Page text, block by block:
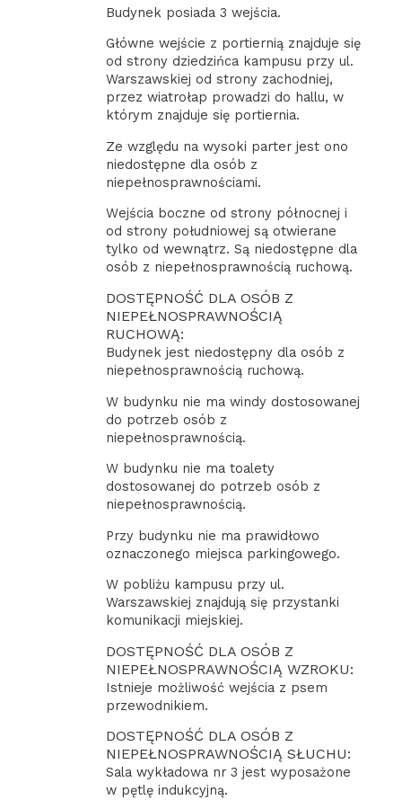
Budynek posiada 3 wejścia.
Główne wejście z portiernią znajduje się
od strony dziedzińca kampusu przy ul.
Warszawskiej od strony zachodniej,
przez wiatrołap prowadzi do hallu, w
którym znajduje się portiernia.
Ze względu na wysoki parter jest ono
niedostępne dla osób z
niepełnosprawnościami.
Wejścia boczne od strony północnej i
od strony południowej są otwierane
tylko od wewnątrz. Są niedostępne dla
osób z niepełnosprawnością ruchową.
DOSTĘPNOŚĆ DLA OSÓB Z
NIEPEŁNOSPRAWNOŚCIĄ
RUCHOWĄ:
Budynek jest niedostępny dla osób z
niepełnosprawnością ruchową.
W budynku nie ma windy dostosowanej
do potrzeb osób z
niepełnosprawnością.
W budynku nie ma toalety
dostosowanej do potrzeb osób z
niepełnosprawnością.
Przy budynku nie ma prawidłowo
oznaczonego miejsca parkingowego.
W pobliżu kampusu przy ul.
Warszawskiej znajdują się przystanki
komunikacji miejskiej.
DOSTĘPNOŚĆ DLA OSÓB Z
NIEPEŁNOSPRAWNOŚCIĄ WZROKU:
Istnieje możliwość wejścia z psem
przewodnikiem.
DOSTĘPNOŚĆ DLA OSÓB Z
NIEPEŁNOSPRAWNOŚCIĄ SŁUCHU:
Sala wykładowa nr 3 jest wyposażone
w pętlę indukcyjną.